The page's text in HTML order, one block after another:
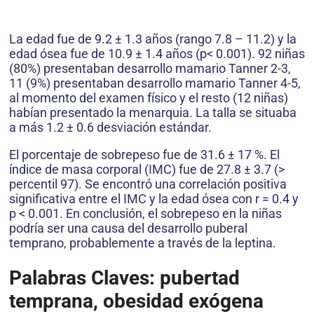
La edad fue de 9.2 ± 1.3 años (rango 7.8 – 11.2) y la
edad ósea fue de 10.9 ± 1.4 años (p< 0.001). 92 niñas
(80%) presentaban desarrollo mamario Tanner 2-3,
11 (9%) presentaban desarrollo mamario Tanner 4-5,
al momento del examen físico y el resto (12 niñas)
habían presentado la menarquia. La talla se situaba
a más 1.2 ± 0.6 desviación estándar.
El porcentaje de sobrepeso fue de 31.6 ± 17 %. El
índice de masa corporal (IMC) fue de 27.8 ± 3.7 (>
percentil 97). Se encontró una correlación positiva
significativa entre el IMC y la edad ósea con r = 0.4 y
p < 0.001. En conclusión, el sobrepeso en la niñas
podría ser una causa del desarrollo puberal
temprano, probablemente a través de la leptina.
Palabras Claves: pubertad
temprana, obesidad exógena